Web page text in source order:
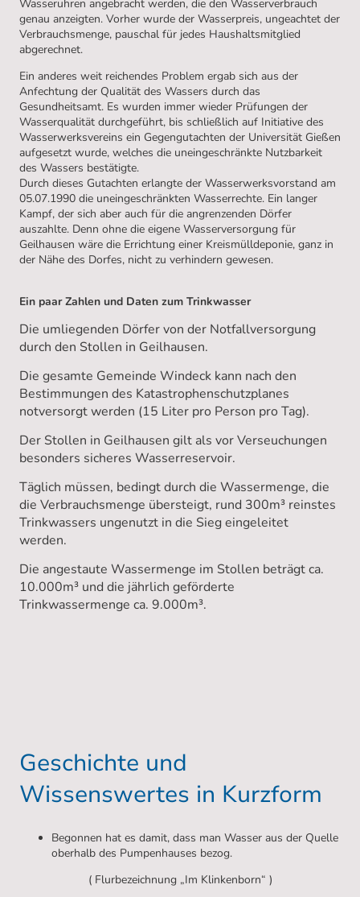
Wasseruhren angebracht werden, die den Wasserverbrauch
genau anzeigten. Vorher wurde der Wasserpreis, ungeachtet der
Verbrauchsmenge, pauschal für jedes Haushaltsmitglied
abgerechnet.
Ein anderes weit reichendes Problem ergab sich aus der
Anfechtung der Qualität des Wassers durch das
Gesundheitsamt. Es wurden immer wieder Prüfungen der
Wasserqualität durchgeführt, bis schließlich auf Initiative des
Wasserwerksvereins ein Gegengutachten der Universität Gießen
aufgesetzt wurde, welches die uneingeschränkte Nutzbarkeit
des Wassers bestätigte.
Durch dieses Gutachten erlangte der Wasserwerksvorstand am
05.07.1990 die uneingeschränkten Wasserrechte. Ein langer
Kampf, der sich aber auch für die angrenzenden Dörfer
auszahlte. Denn ohne die eigene Wasserversorgung für
Geilhausen wäre die Errichtung einer Kreismülldeponie, ganz in
der Nähe des Dorfes, nicht zu verhindern gewesen.
Ein paar Zahlen und Daten zum Trinkwasser
Die umliegenden Dörfer von der Notfallversorgung
durch den Stollen in Geilhausen.
Die gesamte Gemeinde Windeck kann nach den
Bestimmungen des Katastrophenschutzplanes
notversorgt werden (15 Liter pro Person pro Tag).
Der Stollen in Geilhausen gilt als vor Verseuchungen
besonders sicheres Wasserreservoir.
Täglich müssen, bedingt durch die Wassermenge, die
die Verbrauchsmenge übersteigt, rund 300m³ reinstes
Trinkwassers ungenutzt in die Sieg eingeleitet
werden.
Die angestaute Wassermenge im Stollen beträgt ca.
10.000m³ und die jährlich geförderte
Trinkwassermenge ca. 9.000m³.
Geschichte und
Wissenswertes in Kurzform
Begonnen hat es damit, dass man Wasser aus der Quelle
oberhalb des Pumpenhauses bezog.
( Flurbezeichnung „Im Klinkenborn“ )